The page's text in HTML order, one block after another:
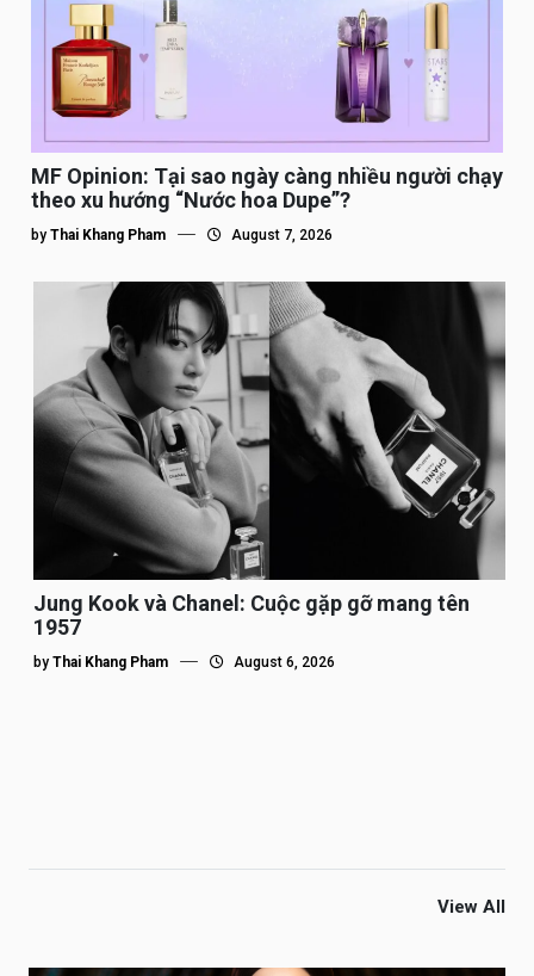
MF Opinion: Tại sao ngày càng nhiều người chạy
theo xu hướng “Nước hoa Dupe”?
by Thai Khang Pham August 7, 2026
Jung Kook và Chanel: Cuộc gặp gỡ mang tên
1957
by Thai Khang Pham August 6, 2026
View All